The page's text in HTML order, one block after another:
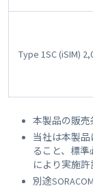
Type 1SC (iSIM)
本製品の販売
当社は本製
ること、標
により実施許
別途